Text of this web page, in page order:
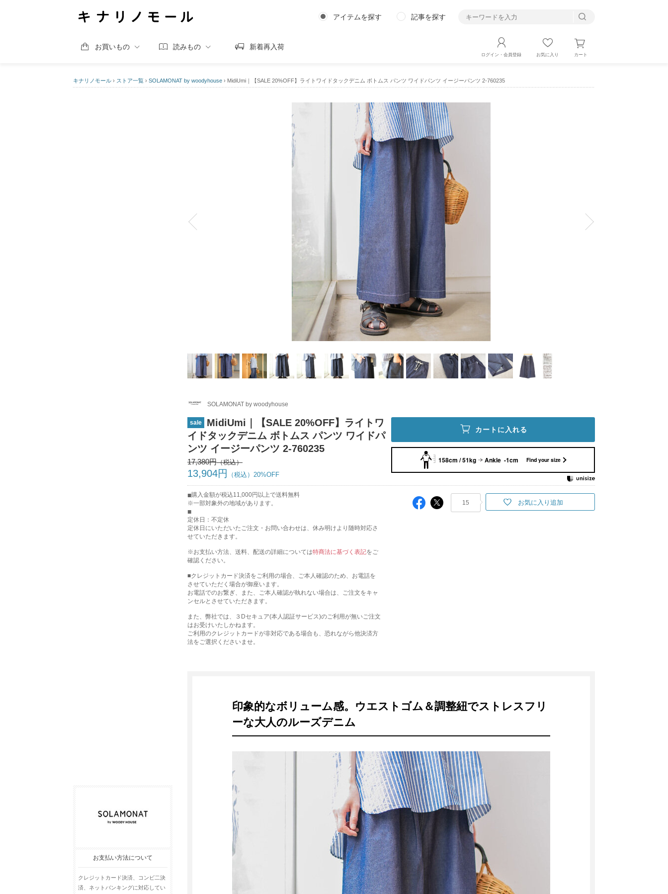
アイテムを探す 記事を探す
お買いもの 読みもの 新着再入荷
ログイン・会員登録 お気に入り カート
キナリノモール › ストア一覧 › SOLAMONAT by woodyhouse › MidiUmi｜【SALE 20%OFF】ライトワイドタックデニム ボトムス パンツ ワイドパンツ イージーパンツ 2-760235
お支払い方法について
クレジットカード決済、コンビ二決
済、ネットバンキングに対応してい
SOLAMONAT by woodyhouse
sale
MidiUmi｜【SALE 20%OFF】ライトワ
イドタックデニム ボトムス パンツ ワイドパ
ンツ イージーパンツ 2-760235
17,380円
13,904円 20%OFF
カートに入れる
158cm / 51kg Ankle -1cm Find your size
購入金額が税込11,000円以上で送料無料
※一部対象外の地域があります。
定休日：不定休
定休日にいただいたご注文・お問い合わせは、休み明けより随時対応さ
せていただきます。
※お支払い方法、送料、配送の詳細については特商法に基づく表記をご
確認ください。
■クレジットカード決済をご利用の場合、ご本人確認のため、お電話を
させていただく場合が御座います。
お電話でのお繋ぎ、また、ご本人確認が執れない場合は、ご注文をキャ
ンセルとさせていただきます。
また、弊社では、３Dセキュア(本人認証サービス)のご利用が無いご注文
はお受けいたしかねます。
ご利用のクレジットカードが非対応である場合も、恐れながら他決済方
法をご選択くださいませ。
15 お気に入り追加
印象的なボリューム感。ウエストゴム＆調整紐でストレスフリ
ーな大人のルーズデニム